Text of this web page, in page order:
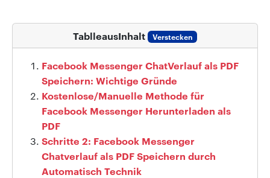
TablleausInhalt Verstecken
Facebook Messenger ChatVerlauf als PDF
Speichern: Wichtige Gründe
Kostenlose/Manuelle Methode für
Facebook Messenger Herunterladen als
PDF
Schritte 2: Facebook Messenger
Chatverlauf als PDF Speichern durch
Automatisch Technik